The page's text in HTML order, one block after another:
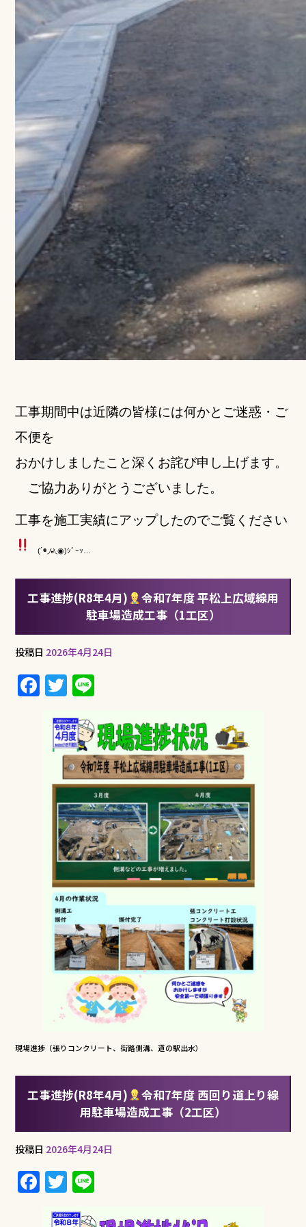
工事期間中は近隣の皆様には何かと ご迷惑・ご
不便を
おかけしましたこと深くお詫び申し上げます。
ご協力ありがとうございました。
工事を施工実績にアップしたのでご覧ください
(´◉◞౪◟◉)ｼﾞｰｯ…
工事進捗(R8年4月)
令和7年度 平松上広域線用
駐車場造成工事（1工区）
投稿日 2026年4月24日
F
a
e
o
T
w
it
te
r
e
現場進捗（張りコンクリート、街路側溝、道の駅出水）
工事進捗(R8年4月)
令和7年度 西回り道上り線
用駐車場造成工事（2工区）
投稿日 2026年4月24日
F
a
T
w